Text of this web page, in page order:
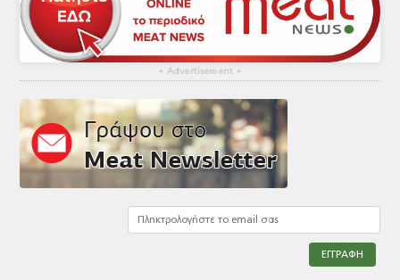
▴ Advertisement ▴